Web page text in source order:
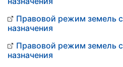
Правовой режим земель
назначения
Правовой режим земель
назначения